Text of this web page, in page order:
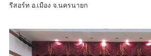
รีสอร์ท อ.เมือง จ.นครนายก